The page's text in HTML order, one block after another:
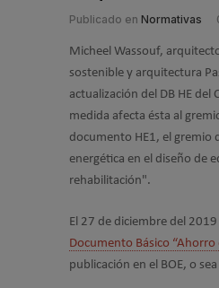
Publicado en Normativas
Micheel Wassouf,
sostenible y arquitectura
actualización del DB HE del
medida afecta ésta al
documento HE1, el gremio
energética en el diseño de
rehabilitación".
El 27 de diciembre del 2019
Documento Básico “Ahorro
publicación en el BOE, o